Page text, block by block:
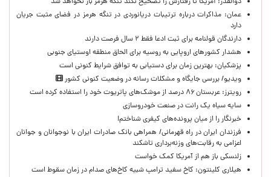
عمان: مذاکرات درباره ترتیبات دریانوردی در تنگه هرمز در فضای مثبت جریان
دارد
دارندگان قولنامه برای ثبت ادعا فقط ۲ سال فرصت دارند
هشدار کشورهای اروپایی به روسیه برای الحاق منطقه اوستیای جنوبی
پزشکیان‌: بهترین زمان برای دستیابی به توافق شرایط کنونی است
ویدیو/ بررسی جایگاه و مشکلات رسانه در وضعیت کنونی کشور
رویترز: عربستان ۸۶ درصد از موشک‌های پاتریوت خود را استفاده کرده است
سایه سیاه یک رانت در صنعت خودروسازی
خبرنگار را از میان پرونده‌های کیفری شناختم!
​فرزندان ایران در راه قهرمانی/ همراهی بانک صادرات ایران با نوجوانان و جوانان
اعزامی به رقابت‌های وزنه‌برداری تاشکند
زلنسکی باز هم از آمریکا کمک خواست
هیلاری کلینتون: کاخ سفید ترامپ شبیه کاخ‌های صدام در زمان سقوط است